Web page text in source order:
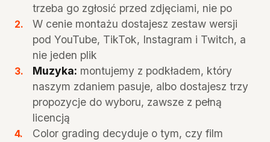
trzeba go zgłosić przed zdjęciami, nie po
W cenie montażu dostajesz zestaw wersji
pod YouTube, TikTok, Instagram i Twitch, a
nie jeden plik
Muzyka: montujemy z podkładem, który
naszym zdaniem pasuje, albo dostajesz trzy
propozycje do wyboru, zawsze z pełną
licencją
Color grading decyduje o tym, czy film